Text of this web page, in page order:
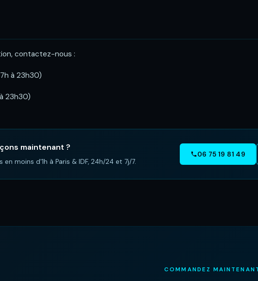
contactez-nous :
à 23h30)
23h30)
maintenant ?
en moins d'1h à Paris & IDF, 24h/24 et 7j/7.
06 75 19 81 49
COMMANDEZ